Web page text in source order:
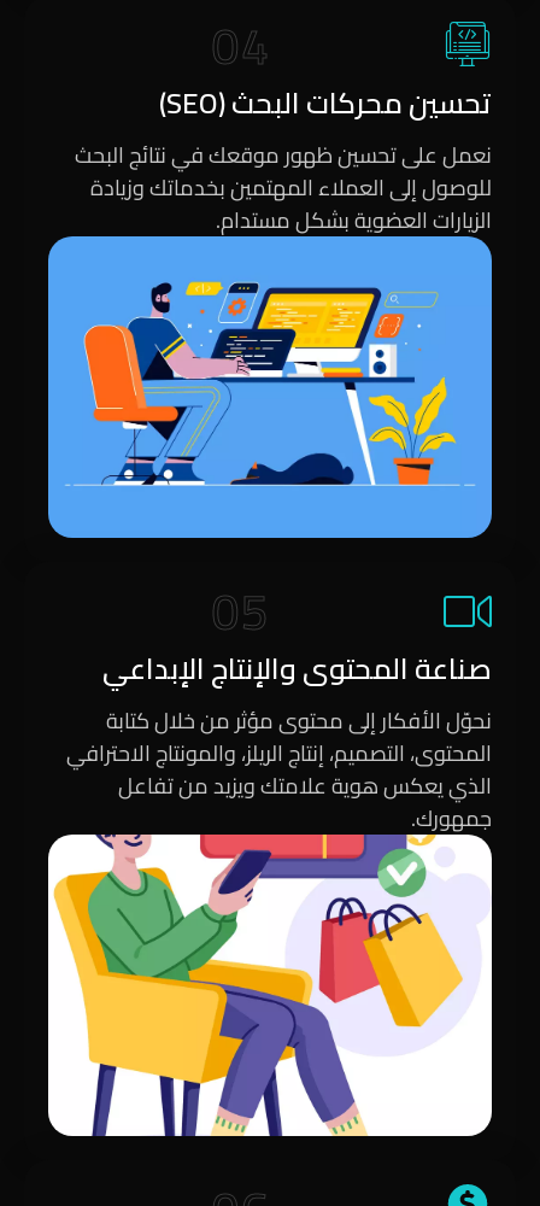
04
تحسين محركات البحث (SEO)
نعمل على تحسين ظهور موقعك في نتائج البحث
للوصول إلى العملاء المهتمين بخدماتك وزيادة
الزيارات العضوية بشكل مستدام.
05
صناعة المحتوى والإنتاج الإبداعي
نحوّل الأفكار إلى محتوى مؤثر من خلال كتابة
المحتوى، التصميم، إنتاج الريلز، والمونتاج الاحترافي
الذي يعكس هوية علامتك ويزيد من تفاعل
جمهورك.